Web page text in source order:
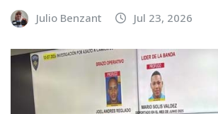
Julio Benzant Jul 23, 2026